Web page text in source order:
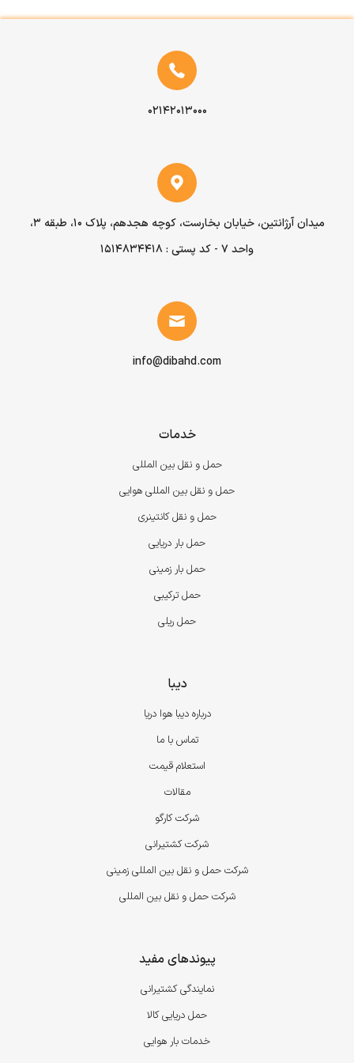
۰۲۱۴۲۰۱۳۰۰۰
میدان آرژانتین، خیابان بخارست، کوچه هجدهم، پلاک ۱۰، طبقه ۳،
واحد ۷ - کد پستی : 1514834418
info@dibahd.com
خدمات
حمل و نقل بین المللی
حمل و نقل بین المللی هوایی
حمل و نقل کانتینری
حمل بار دریایی
حمل بار زمینی
حمل ترکیبی
حمل ریلی
دیبا
درباره دیبا هوا دریا
تماس با ما
استعلام قیمت
مقالات
شرکت کارگو
شرکت کشتیرانی
شرکت حمل و نقل بین المللی زمینی
شرکت حمل و نقل بین المللی
پیوندهای مفید
نمایندگی کشتیرانی
حمل دریایی کالا
خدمات بار هوایی